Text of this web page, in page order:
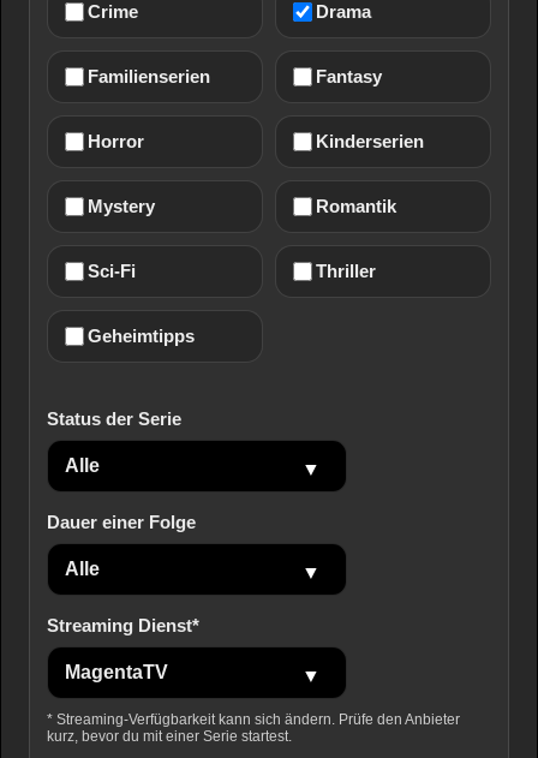
Crime Drama
Familienserien Fantasy
Horror Kinderserien
Mystery Romantik
Sci-Fi Thriller
Geheimtipps
Status der Serie
Dauer einer Folge
Streaming Dienst*
* Streaming-Verfügbarkeit kann sich ändern. Prüfe den Anbieter
kurz, bevor du mit einer Serie startest.